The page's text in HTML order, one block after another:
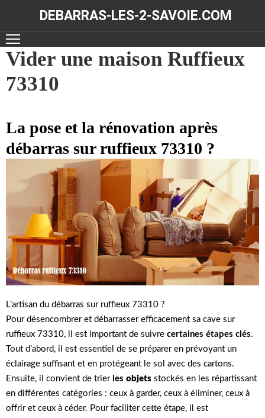
DEBARRAS-LES-2-SAVOIE.COM
ACCUEIL
DÉBARRAS
CONTACT
Vider une maison Ruffieux
73310
La pose et la rénovation après
débarras sur ruffieux 73310 ?
L’artisan du débarras sur ruffieux 73310 ?
Pour désencombrer et débarrasser efficacement sa cave sur
ruffieux 73310, il est important de suivre certaines étapes clés.
Tout d’abord, il est essentiel de se préparer en prévoyant un
éclairage suffisant et en protégeant le sol avec des cartons.
Ensuite, il convient de trier les objets stockés en les répartissant
en différentes catégories : ceux à garder, ceux à éliminer, ceux à
offrir et ceux à céder. Pour faciliter cette étape, il est